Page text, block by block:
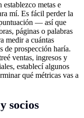
metas e
mí. Es fácil perder la
— así que
páginas o palabras
medir a cuántas
de prospección haría.
ventas, ingresos y
establecí algunos
qué métricas vas a
socios